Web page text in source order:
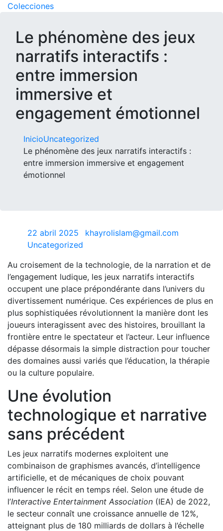
Glass design
Diseño en vidrio
Colecciones
Le phénomène des jeux
narratifs interactifs :
entre immersion
immersive et
engagement émotionnel
InicioUncategorized
Le phénomène des jeux narratifs interactifs :
entre immersion immersive et engagement
émotionnel
22 abril 2025
khayrolislam@gmail.com
Uncategorized
Au croisement de la technologie, de la narration et de
l’engagement ludique, les jeux narratifs interactifs
occupent une place prépondérante dans l’univers du
divertissement numérique. Ces expériences de plus en
plus sophistiquées révolutionnent la manière dont les
joueurs interagissent avec des histoires, brouillant la
frontière entre le spectateur et l’acteur. Leur influence
dépasse désormais la simple distraction pour toucher
des domaines aussi variés que l’éducation, la thérapie
ou la culture populaire.
Une évolution
technologique et narrative
sans précédent
Les jeux narratifs modernes exploitent une
combinaison de graphismes avancés, d’intelligence
artificielle, et de mécaniques de choix pouvant
influencer le récit en temps réel. Selon une étude de
l’Interactive Entertainment Association (IEA) de 2022,
le secteur connaît une croissance annuelle de 12%,
atteignant plus de 180 milliards de dollars à l’échelle